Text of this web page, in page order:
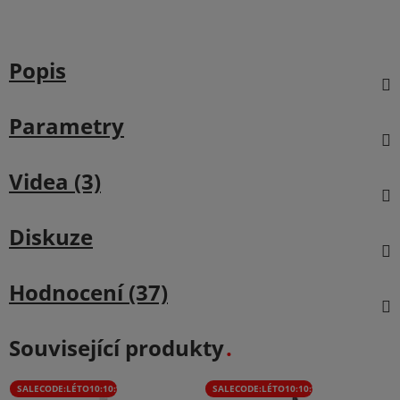
Popis
Parametry
Videa (3)
Diskuze
Hodnocení (37)
Související produkty
SALECODE:LÉTO10:10:% SALECODE:LÉTO10:10:%